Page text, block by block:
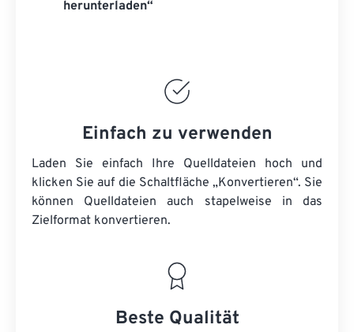
herunterladen“
Einfach zu verwenden
Laden Sie einfach Ihre Quelldateien hoch und
klicken Sie auf die Schaltfläche „Konvertieren“. Sie
können Quelldateien auch stapelweise in das
Zielformat konvertieren.
Beste Qualität